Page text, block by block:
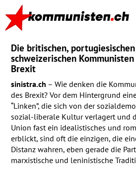
Die britischen,
schweizerischen
Brexit
sinistra.ch – Wie denken die
des Brexit? Vor dem Hintergrund
“Linken”, die sich von der
sozial-liberale Kultur verlagert und
Union fast ein idealistisches und
erblickt, sind oft die einzigen, die
Distanz wahren, eben gerade die
marxistische und leninistische